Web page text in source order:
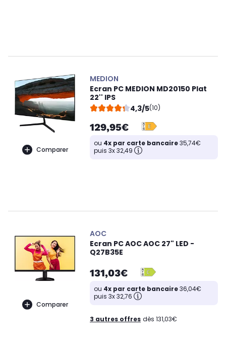
Comparer
MEDION
Ecran PC MEDION MD20150 Plat
22'' IPS
4,3/5(10)
129,95€
ou 4x par carte bancaire35,74€
puis 3x 32,49
Comparer
AOC
Ecran PC AOC AOC 27" LED -
Q27B35E
131,03€
ou 4x par carte bancaire36,04€
puis 3x 32,76
3 autres offres dès 131,03€